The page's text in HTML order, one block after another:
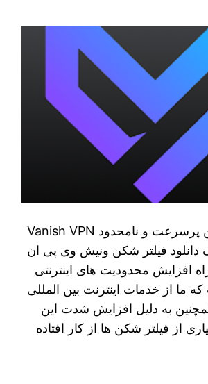
دانلود فیلتر شکن پرسرعت و نامحدود Vanish VPN
دانلود فیلتر شکن ونیش وی پی ان
افزایش محدودیت های اینترنتی
ما از خدمات اینترنت بین المللی
به دلیل افزایش شدت این
از فیلتر شکن ها از کار افتاده